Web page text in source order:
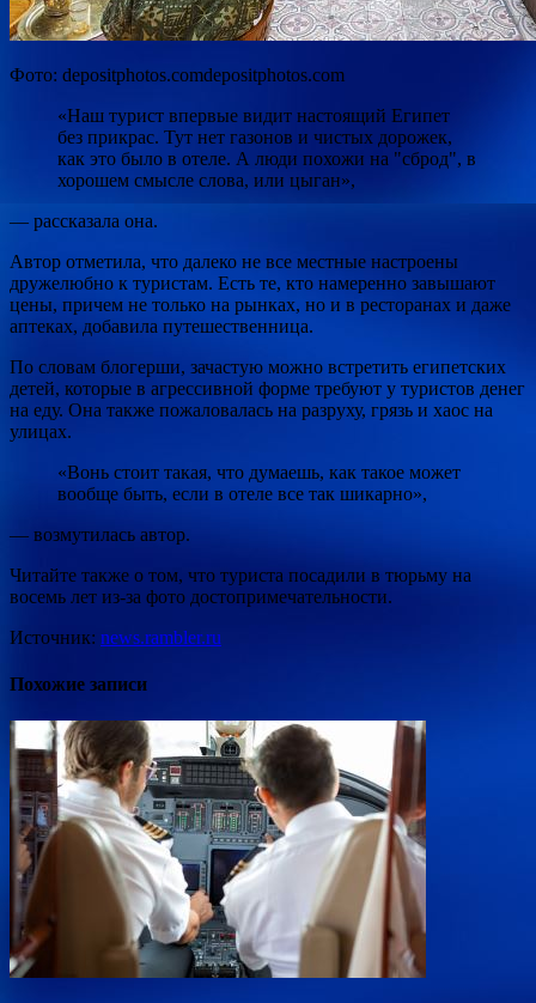
Фото: depositphotos.comdepositphotos.com
«Наш турист впервые видит настоящий Египет
без прикрас. Тут нет газонов и чистых дорожек,
как это было в отеле. А люди похожи на "сброд", в
хорошем смысле слова, или цыган»,
— рассказала она.
Автор отметила, что далеко не все местные настроены
дружелюбно к туристам. Есть те, кто намеренно завышают
цены, причем не только на рынках, но и в ресторанах и даже
аптеках, добавила путешественница.
По словам блогерши, зачастую можно встретить египетских
детей, которые в агрессивной форме требуют у туристов денег
на еду. Она также пожаловалась на разруху, грязь и хаос на
улицах.
«Вонь стоит такая, что думаешь, как такое может
вообще быть, если в отеле все так шикарно»,
— возмутилась автор.
Читайте также о том, что туриста посадили в тюрьму на
восемь лет из-за фото достопримечательности.
Источник: news.rambler.ru
Похожие записи